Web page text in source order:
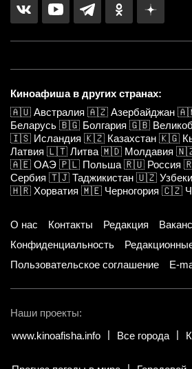
Киноафиша в других странах:
🇦🇺 Австралия 🇦🇿 Азербайджан
Беларусь 🇧🇬 Болгария 🇬🇧
🇮🇸 Исландия 🇰🇿 Казахстан 🇰🇬
Латвия 🇱🇹 Литва 🇲🇩 Молдавия
🇦🇪 ОАЭ 🇵🇱 Польша 🇷🇺 Россия
Сербия 🇹🇯 Таджикистан 🇺🇿
🇭🇷 Хорватия 🇲🇪 Черногория 🇨🇿
О нас Контакты Редакция
Конфиденциальность
Пользовательское соглашение
E-
Наши проекты:
www.kinoafisha.info
Все города